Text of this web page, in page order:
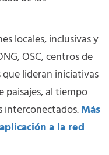
locales, inclusivas y
OSC, centros de
lideran iniciativas
paisajes, al tiempo
interconectados.Más
a la red